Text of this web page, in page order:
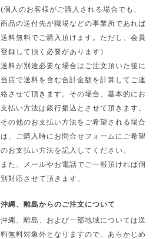
(個人のお客様がご購入される場合でも、
商品の送付先が職場などの事業所であれば
送料無料でご購入頂けます。ただし、会員
登録して頂く必要があります）
送料が別途必要な場合はご注文頂いた後に
当店で送料を含む合計金額を計算してご連
絡させて頂きます。その場合、基本的にお
支払い方法は銀行振込とさせて頂きます。
その他のお支払い方法をご希望される場合
は、ご購入時にお問合せフォームにご希望
のお支払い方法を記入してください。
また、メールやお電話でご一報頂ければ個
別対応させて頂きます。
沖縄、離島からのご注文について
沖縄、離島、および一部地域については送
料無料対象外となりますので、あらかじめ